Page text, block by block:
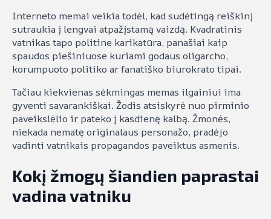
Interneto memai veikia todėl, kad sudėtingą reiškinį
sutraukia į lengvai atpažįstamą vaizdą. Kvadratinis
vatnikas tapo politine karikatūra, panašiai kaip
spaudos piešiniuose kuriami godaus oligarcho,
korumpuoto politiko ar fanatiško biurokrato tipai.
Tačiau kiekvienas sėkmingas memas ilgainiui ima
gyventi savarankiškai. Žodis atsiskyrė nuo pirminio
paveikslėlio ir pateko į kasdienę kalbą. Žmonės,
niekada nematę originalaus personažo, pradėjo
vadinti vatnikais propagandos paveiktus asmenis.
Kokį žmogų šiandien paprastai
vadina vatniku